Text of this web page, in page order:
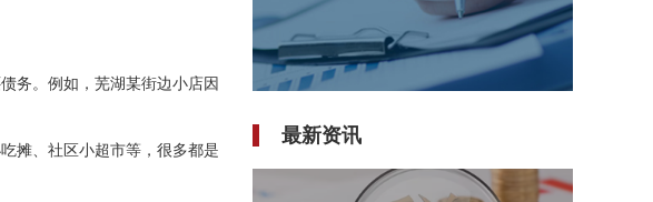
务。例如，芜湖某街边小店因
摊、社区小超市等，很多都是
最新资讯